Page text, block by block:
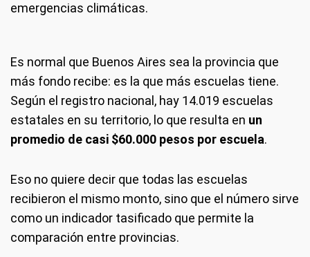
emergencias climáticas.
Es normal que Buenos Aires sea la provincia que
más fondo recibe: es la que más escuelas tiene.
Según el registro nacional, hay 14.019 escuelas
estatales en su territorio, lo que resulta en un
promedio de casi $60.000 pesos por escuela.
Eso no quiere decir que todas las escuelas
recibieron el mismo monto, sino que el número sirve
como un indicador tasificado que permite la
comparación entre provincias.